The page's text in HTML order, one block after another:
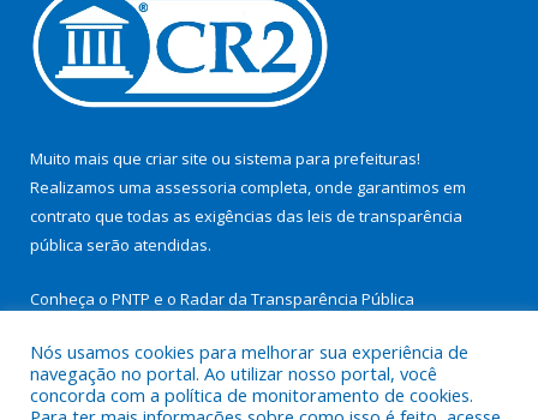
Muito mais que criar site ou sistema para prefeituras!
Realizamos uma assessoria completa, onde garantimos em
contrato que todas as exigências das leis de transparência
pública serão atendidas.
Conheça o PNTP e o Radar da Transparência Pública
Nós usamos cookies para melhorar sua experiência de
navegação no portal. Ao utilizar nosso portal, você
concorda com a política de monitoramento de cookies.